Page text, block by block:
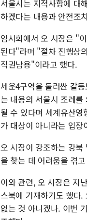
서울시는 지적사항에 대
하겠다는 내용과 안전조
임시회에서 오 시장은 "
된다"라며 "절차 진행상
직권남용"이라고 했다.
세운4구역을 둘러싼 갈
는 내용의 서울시 조례
될 수 있다며 세계유산
가 대상이 아니라는 입장
오 시장이 강조하는 강
을 찾는 데 어려움을 겪
이와 관련, 오 시장은 지
스북에 기재하기도 했다
없는 것 아니겠나. 이번